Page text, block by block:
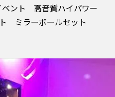
ベント 高音質ハイパワー
ミラーボールセット